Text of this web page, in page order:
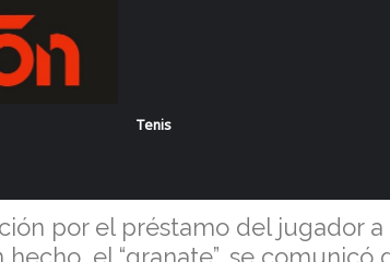
Tenis
Lanús, interesado en Dadín
Lanús,
por el préstamo del jugador